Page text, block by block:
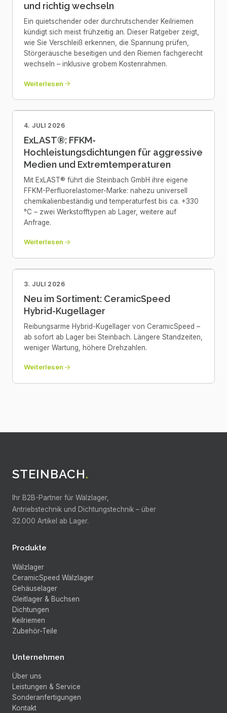
und richtig wechseln
Ein quietschender oder durchrutschender Keilriemen
kündigt sich meist frühzeitig an. Dieser Ratgeber zeigt,
wie Sie Verschleiß erkennen, die Spannung prüfen,
Störgeräusche beseitigen und den Riemen fachgerecht
wechseln – inklusive grobem Kostenrahmen.
Weiterlesen
4. JULI 2026
ExLAST®: FFKM-
Hochleistungsdichtungen für aggressive
Medien und Extremtemperaturen
Mit ExLAST® führt die Steinbach GmbH ihre eigene
FFKM-Perfluorelastomer-Marke: nahezu universell
chemikalienbeständig und temperaturfest bis ca. +330
°C – zwei Werkstofftypen ab Lager, weitere auf
Anfrage.
Weiterlesen
3. JULI 2026
Neu im Sortiment: CeramicSpeed
Hybrid-Kugellager
Reibungsarme Hybrid-Kugellager von CeramicSpeed –
ab sofort ab Lager bei Steinbach. Längere Standzeiten,
weniger Wartung, höhere Drehzahlen.
Weiterlesen
STEINBACH.
Ihr B2B-Partner für Wälzlager,
Antriebstechnik und Dichtungstechnik – über
32.000 Artikel ab Lager.
Produkte
Wälzlager
CeramicSpeed Wälzlager
Gehäuselager
Gleitlager & Buchsen
Dichtungen
Keilriemen
Zubehör-Teile
Unternehmen
Über uns
Leistungen & Service
Sonderanfertigungen
Kontakt